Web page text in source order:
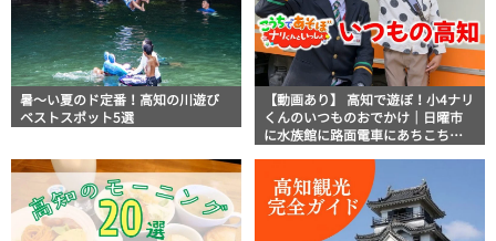
暑～い夏のド定番！高知の川遊び
ベストスポット5選
【動画あり】 高知で遊ぼ！小4ナリ
くんのいつものおでかけ｜日曜市
に水族館に路面電車にあちこち巡